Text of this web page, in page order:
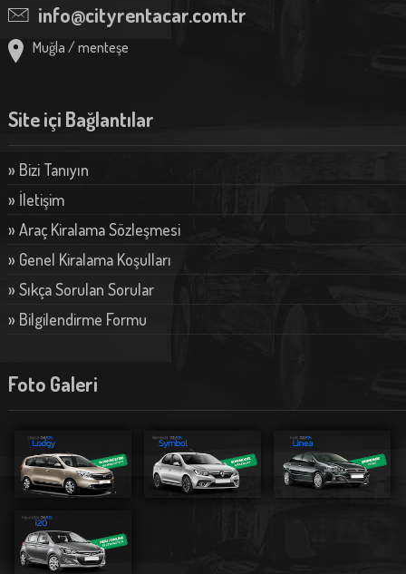
info@cityrentacar.com.tr
Muğla / menteşe
Site içi Bağlantılar
» Bizi Tanıyın
» İletişim
» Araç Kiralama Sözleşmesi
» Genel Kiralama Koşulları
» Sıkça Sorulan Sorular
» Bilgilendirme Formu
Foto Galeri